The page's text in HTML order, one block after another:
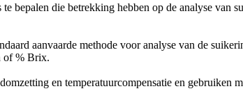
bepalen die betrekking hebben op de analyse van
aanvaarde methode voor analyse van de
of % Brix.
en temperatuurcompensatie en